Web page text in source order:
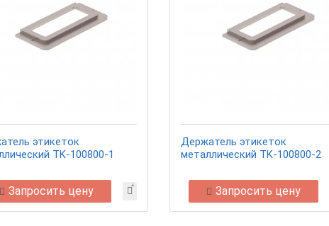
этикеток
TK-100800-1
Запросить цену
Держатель этикеток
металлический TK-100800-2
Запросить цену